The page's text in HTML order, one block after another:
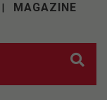
MAGAZINE